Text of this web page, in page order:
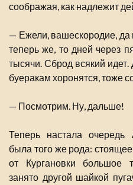
соображая, как надлежит
— Ежели, вашескородие, да
теперь же, то дней через
тысячи. Сброд всякий идет.
буеракам хоронятся, тоже
— Посмотрим. Ну, дальше!
Теперь настала очередь
была того же рода:
от Кургановки большое
занято другой шайкой